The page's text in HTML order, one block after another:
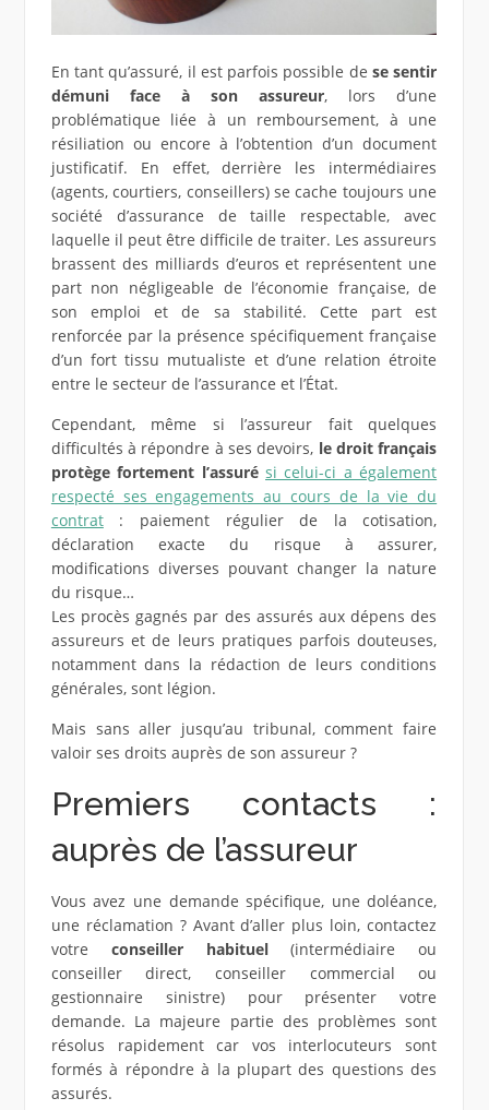
En tant qu’assuré, il est parfois possible de se sentir
démuni face à son assureur, lors d’une
problématique liée à un remboursement, à une
résiliation ou encore à l’obtention d’un document
justificatif. En effet, derrière les intermédiaires
(agents, courtiers, conseillers) se cache toujours une
société d’assurance de taille respectable, avec
laquelle il peut être difficile de traiter. Les assureurs
brassent des milliards d’euros et représentent une
part non négligeable de l’économie française, de
son emploi et de sa stabilité. Cette part est
renforcée par la présence spécifiquement française
d’un fort tissu mutualiste et d’une relation étroite
entre le secteur de l’assurance et l’État.
Cependant, même si l’assureur fait quelques
difficultés à répondre à ses devoirs, le droit français
protège fortement l’assuré si celui-ci a également
respecté ses engagements au cours de la vie du
contrat: paiement régulier de la cotisation,
déclaration exacte du risque à assurer,
modifications diverses pouvant changer la nature
du risque…
Les procès gagnés par des assurés aux dépens des
assureurs et de leurs pratiques parfois douteuses,
notamment dans la rédaction de leurs conditions
générales, sont légion.
Mais sans aller jusqu’au tribunal, comment faire
valoir ses droits auprès de son assureur ?
Premiers contacts :
auprès de l’assureur
Vous avez une demande spécifique, une doléance,
une réclamation ? Avant d’aller plus loin, contactez
votre conseiller habituel(intermédiaire ou
conseiller direct, conseiller commercial ou
gestionnaire sinistre) pour présenter votre
demande. La majeure partie des problèmes sont
résolus rapidement car vos interlocuteurs sont
formés à répondre à la plupart des questions des
assurés.